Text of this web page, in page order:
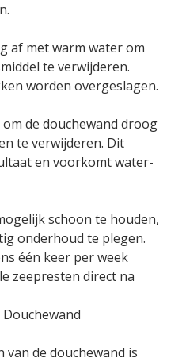
af met warm water om
te verwijderen.
worden overgeslagen.
de douchewand droog
te verwijderen. Dit
en voorkomt water-
schoon te houden,
onderhoud te plegen.
één keer per week
zeepresten direct na
de douchewand is